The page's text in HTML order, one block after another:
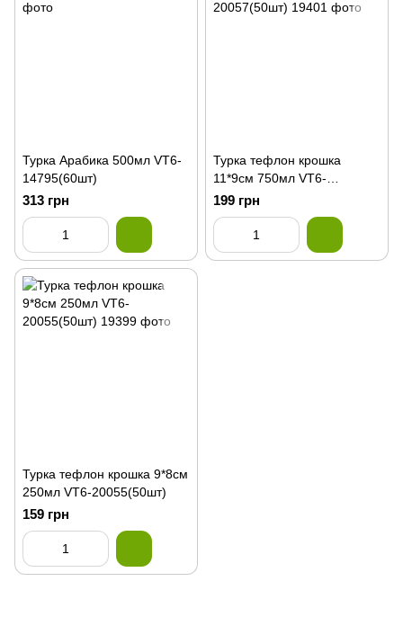
Турка Арабика 500мл VT6-
14795(60шт)
313 грн
Турка тефлон крошка
11*9см 750мл VT6-
20057(50шт)
199 грн
Турка тефлон крошка 9*8см
250мл VT6-20055(50шт)
159 грн